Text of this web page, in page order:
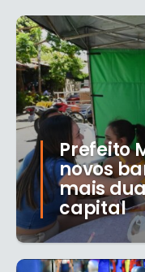
Prefeito
novos
mais
capital